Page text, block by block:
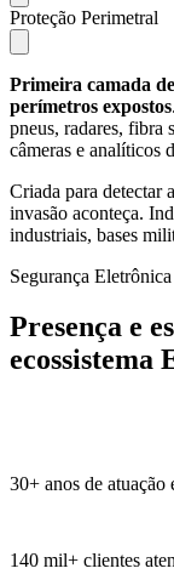
Proteção Perimetral
Primeira camada
perímetros expostos
pneus, radares, fibra
câmeras e analíticos
Criada para detectar
invasão aconteça.
industriais, bases
Segurança Eletrônica
Presença e
ecossistema
30+ anos de
140 mil+ clientes